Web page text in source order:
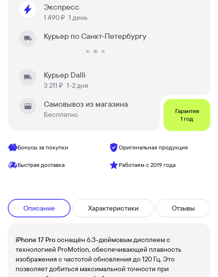
Экспресс
1 490 ₽ 1 день
Курьер по Санкт-Петербургу
Курьер Dalli
3 211 ₽ 1-2 дня
Самовывоз из магазина
Бесплатно
Гарантия
1 год
Бонусы за покупки Оригинальная продукция
Быстрая доставка Работаем с 2019 года
Описание Характеристики Отзывы
iPhone 17 Proоснащён 6.3-дюймовым дисплеем с
технологией ProMotion, обеспечивающей плавность
изображения с частотой обновления до 120 Гц. Это
позволяет добиться максимальной точности при